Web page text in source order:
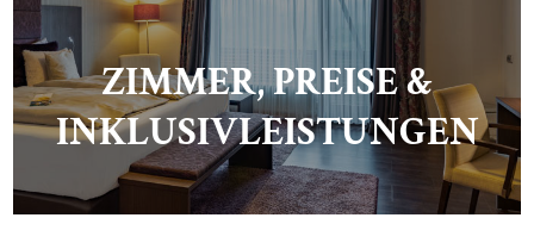
ZIMMER, PREISE &
INKLUSIVLEISTUNGEN